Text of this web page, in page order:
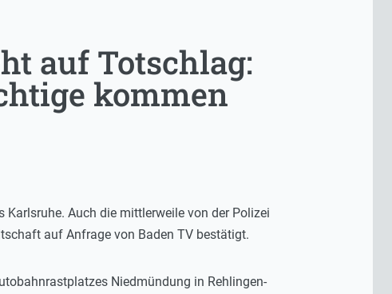
auf Totschlag:
kommen
Auch die mittlerweile von der Polizei
auf Anfrage von Baden TV bestätigt.
Niedmündung in Rehlingen-